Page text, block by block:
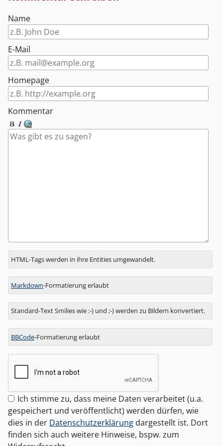
Name
E-Mail
Homepage
Kommentar
Antwort
zu
HTML-Tags werden in ihre Entities umgewandelt.
Markdown-Formatierung erlaubt
Standard-Text Smilies wie :-) und ;-) werden zu Bildern konvertiert.
BBCode-Formatierung erlaubt
Ich stimme zu, dass meine Daten verarbeitet (u.a.
gespeichert und veröffentlicht) werden dürfen, wie
dies in der Datenschutzerklärung dargestellt ist. Dort
finden sich auch weitere Hinweise, bspw. zum